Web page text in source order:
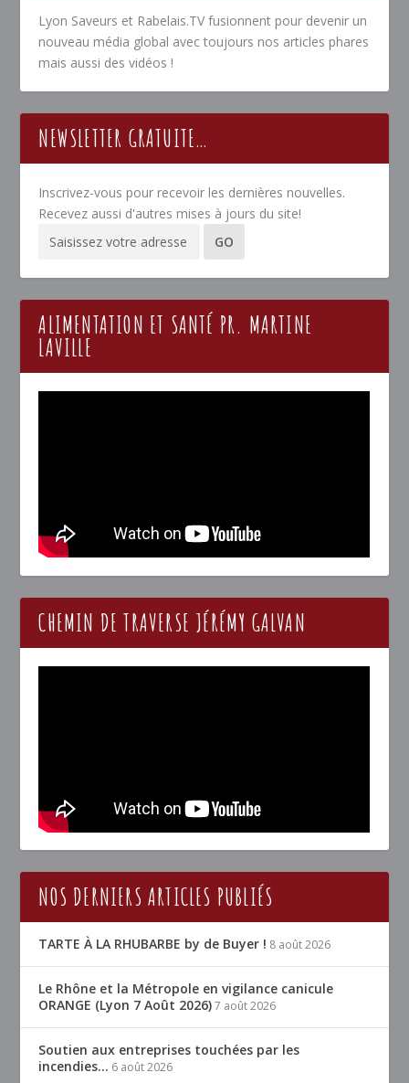
Lyon Saveurs et Rabelais.TV fusionnent pour devenir un
nouveau média global avec toujours nos articles phares
mais aussi des vidéos !
NEWSLETTER GRATUITE…
Inscrivez-vous pour recevoir les dernières nouvelles.
Recevez aussi d'autres mises à jours du site!
ALIMENTATION ET SANTÉ PR. MARTINE
LAVILLE
CHEMIN DE TRAVERSE JÉRÉMY GALVAN
NOS DERNIERS ARTICLES PUBLIÉS
TARTE À LA RHUBARBE by de Buyer ! 8 août 2026
Le Rhône et la Métropole en vigilance canicule
ORANGE (Lyon 7 Août 2026) 7 août 2026
Soutien aux entreprises touchées par les
incendies… 6 août 2026